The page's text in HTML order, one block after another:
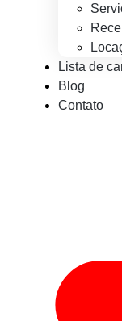
Lista de
Blog
Contato